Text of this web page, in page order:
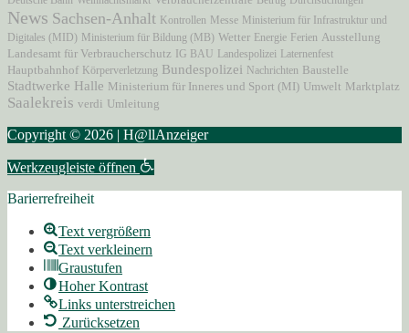
News Sachsen-Anhalt Kontrollen Messe Ministerium für Infrastruktur und
Digitales (MID) Ministerium für Bildung (MB) Wetter Energie Ferien Ausstellung
Landesamt für Verbraucherschutz IG BAU Landespolizei Laternenfest
Hauptbahnhof Körperverletzung Bundespolizei Nachrichten Baustelle
Stadtwerke Halle Ministerium für Inneres und Sport (MI) Umwelt Marktplatz
Saalekreis verdi Umleitung
Copyright © 2026 | H@llAnzeiger
Werkzeugleiste öffnen
Barierrefreiheit
Text vergrößern
Text verkleinern
Graustufen
Hoher Kontrast
Links unterstreichen
Zurücksetzen